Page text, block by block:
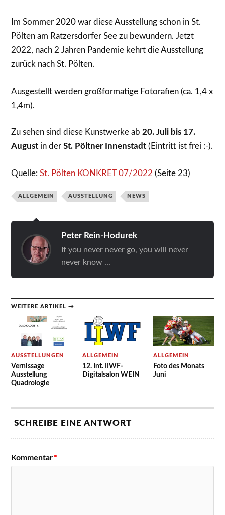
Im Sommer 2020 war diese Ausstellung schon in St.
Pölten am Ratzersdorfer See zu bewundern. Jetzt
2022, nach 2 Jahren Pandemie kehrt die Ausstellung
zurück nach St. Pölten.
Ausgestellt werden großformatige Fotorafien (ca. 1,4 x
1,4m).
Zu sehen sind diese Kunstwerke ab 20. Juli bis 17.
August in derSt. Pöltner Innenstadt (Eintritt ist frei :-).
Quelle:St. Pölten KONKRET 07/2022 (Seite 23)
ALLGEMEIN AUSSTELLUNG NEWS
Peter Rein-Hodurek
If you never never go, you will never
never know ...
WEITERE ARTIKEL →
AUSSTELLUNGEN
Vernissage
Ausstellung
Quadrologie
ALLGEMEIN
12. Int. IIWF-
Digitalsalon WEIN
ALLGEMEIN
Foto des Monats
Juni
SCHREIBE EINE ANTWORT
Kommentar*